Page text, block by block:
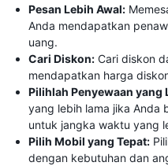
Pesan Lebih Awal:
Anda mendapatkan
uang.
Cari Diskon: Cari diskon
mendapatkan harga
Pilihlah Penyewaan yang
yang lebih lama jika Anda
untuk jangka waktu yang
Pilih Mobil yang Tepat:
dengan kebutuhan dan